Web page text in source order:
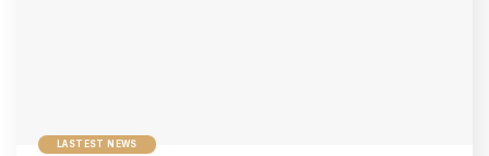
LASTEST NEWS